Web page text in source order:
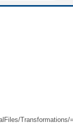
Transformations/